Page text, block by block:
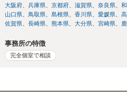
大阪府
兵庫県 京都府 滋賀県 奈良県
山口県
鳥取県 島根県 香川県 愛媛県
佐賀県
長崎県 熊本県 大分県 宮崎県
事務所の特徴
完全個室で相談